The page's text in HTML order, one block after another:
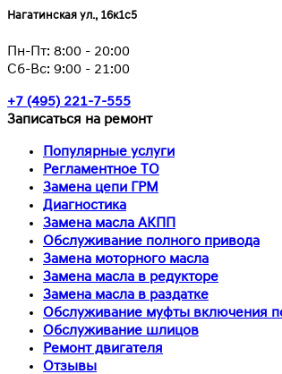
Нагатинская ул., 16к1с5
Пн-Пт: 8:00 - 20:00
Сб-Вс: 9:00 - 21:00
+7 (495) 221-7-555
Записаться на ремонт
Популярные услуги
Регламентное ТО
Замена цепи ГРМ
Диагностика
Замена масла АКПП
Обслуживание полного привода
Замена моторного масла
Замена масла в редукторе
Замена масла в раздатке
Обслуживание муфты включения
Обслуживание шлицов
Ремонт двигателя
Отзывы